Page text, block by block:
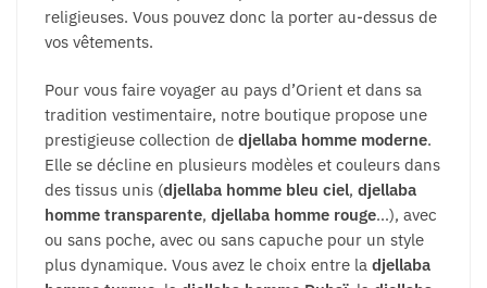
religieuses. Vous pouvez donc la porter au-dessus de
vos vêtements.
Pour vous faire voyager au pays d’Orient et dans sa
tradition vestimentaire, notre boutique propose une
prestigieuse collection de djellaba homme moderne.
Elle se décline en plusieurs modèles et couleurs dans
des tissus unis (djellaba homme bleu ciel, djellaba
homme transparente, djellaba homme rouge…), avec
ou sans poche, avec ou sans capuche pour un style
plus dynamique. Vous avez le choix entre la djellaba